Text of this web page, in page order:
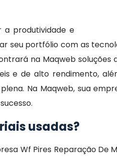
a produtividade e
seu portfólio com as
na Maqweb soluções
e de alto rendimento,
Na Maqweb, sua
usadas?
Wf Pires Reparação De